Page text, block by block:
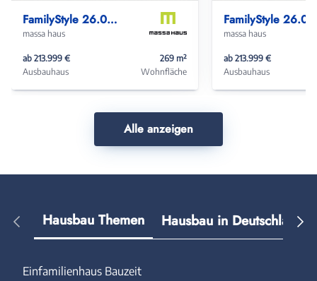
FamilyStyle 26.03 S
massa haus
ab 213.999 €
Ausbauhaus
269 m²
Wohnfläche
massa haus
ab 213.999 €
Ausbauhaus
Alle anzeigen
Hausbau Themen Hausbau in Deutschland
Einfamilienhaus Bauzeit